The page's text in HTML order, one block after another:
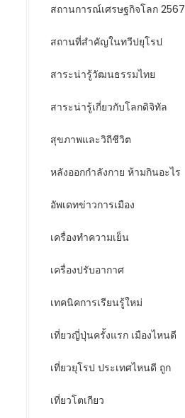
สถานการณ์เศรษฐกิจโลก 2567
สถานที่สำคัญในทวีปยุโรป
สาระน่ารู้วัฒนธรรมไทย
สาระน่ารู้เกี่ยวกับโลกดิจิทัล
สุขภาพและวิถีชีวิต
หลังออกกําลังกาย ห้ามกินอะไร
อัพเดทข่าวการเมือง
เครื่องทำความเย็น
เครื่องปรับอากาศ
เทคนิคการเรียนรู้ใหม่
เที่ยวญี่ปุ่นครั้งแรก เมืองไหนดี
เที่ยวยุโรป ประเทศไหนดี ถูก
เที่ยวโตเกียว